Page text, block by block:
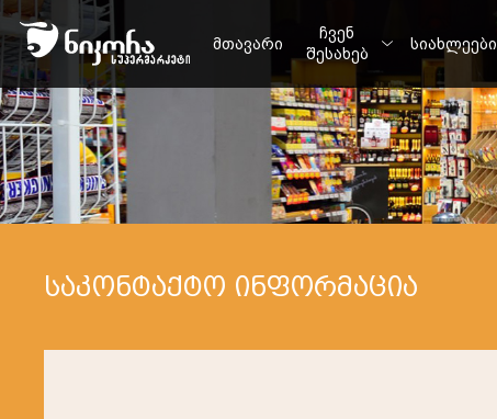
მთავარი
ჩვენ
შესახებ
სიახლეები
საკონტაქტო ინფორმაცია